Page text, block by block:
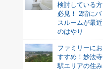
検討している方
必見！ 2階にバ
スルームが最近
のはやり
ファミリーにお
すすめ！妙法寺
駅エリアの住み